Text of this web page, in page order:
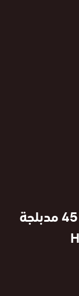
مسلسل الازقة الخلفية الحلقة 45 مدبلجة